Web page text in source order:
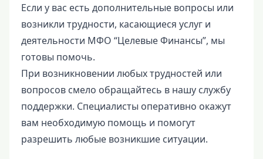
Если у вас есть дополнительные вопросы или
возникли трудности, касающиеся услуг и
деятельности МФО “Целевые Финансы”, мы
готовы помочь.
При возникновении любых трудностей или
вопросов смело обращайтесь в нашу службу
поддержки. Специалисты оперативно окажут
вам необходимую помощь и помогут
разрешить любые возникшие ситуации.